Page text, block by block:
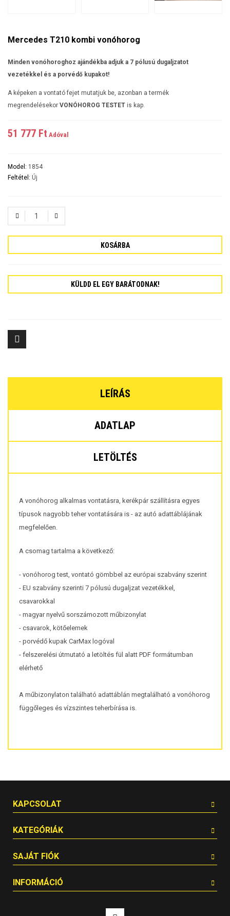
Mercedes T210 kombi vonóhorog
Minden vonóhoroghoz ajándékba adjuk a 7 pólusú dugaljzatot
vezetékkel és a porvédő kupakot!
A képeken a vontató fejet mutatjuk be, azonban a termék
megrendelésekor VONÓHOROG TESTET is kap.
51 777 Ft‎ Adóval
Model: 1854
Feltétel: Új
KOSÁRBA
KÜLDD EL EGY BARÁTODNAK!
LEÍRÁS
ADATLAP
LETÖLTÉS
A vonóhorog alkalmas vontatásra, kerékpár szállításra egyes
típusok nagyobb teher vontatására is - az autó adattáblájának
megfelelően.
A csomag tartalma a következő:
- vonóhorog test, vontató gömbbel az európai szabvány szerint
- EU szabvány szerinti 7 pólusú dugaljzat vezetékkel,
csavarokkal
- magyar nyelvű sorszámozott műbizonylat
- csavarok, kötőelemek
- porvédő kupak CarMax logóval
- felszerelési útmutató a letöltés fül alatt PDF formátumban
elérhető
A műbizonylaton található adattáblán megtalálható a vonóhorog
függőleges és vízszintes teherbírása is.
KAPCSOLAT
KATEGÓRIÁK
SAJÁT FIÓK
INFORMÁCIÓ